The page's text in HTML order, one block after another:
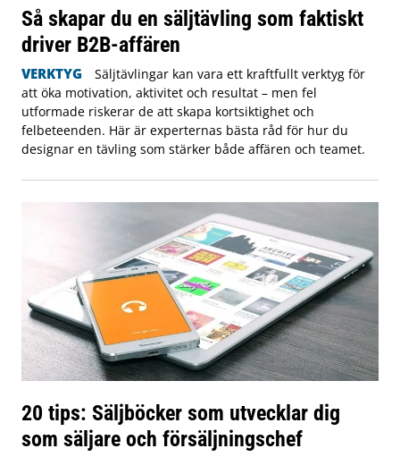
Så skapar du en säljtävling som faktiskt
driver B2B-affären
VERKTYG
Säljtävlingar kan vara ett kraftfullt verktyg för
att öka motivation, aktivitet och resultat – men fel
utformade riskerar de att skapa kortsiktighet och
felbeteenden. Här är experternas bästa råd för hur du
designar en tävling som stärker både affären och teamet.
20 tips: Säljböcker som utvecklar dig
som säljare och försäljningschef